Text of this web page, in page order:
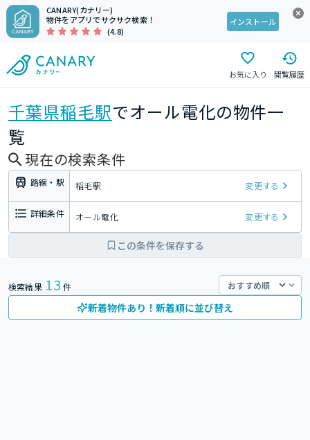
CANARY(カナリー)
物件をアプリでサクサク検索！
(4.8)
インストール
お気に入り 閲覧履歴
千葉県稲毛駅でオール電化の物件一
覧
現在の検索条件
路線・駅 稲毛駅 変更する
詳細条件 オール電化 変更する
この条件を保存する
検索結果 13 件
新着物件あり！新着順に並び替え